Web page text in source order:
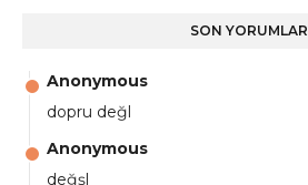
SON YORUMLAR
Anonymous
dopru değl
Anonymous
değşl